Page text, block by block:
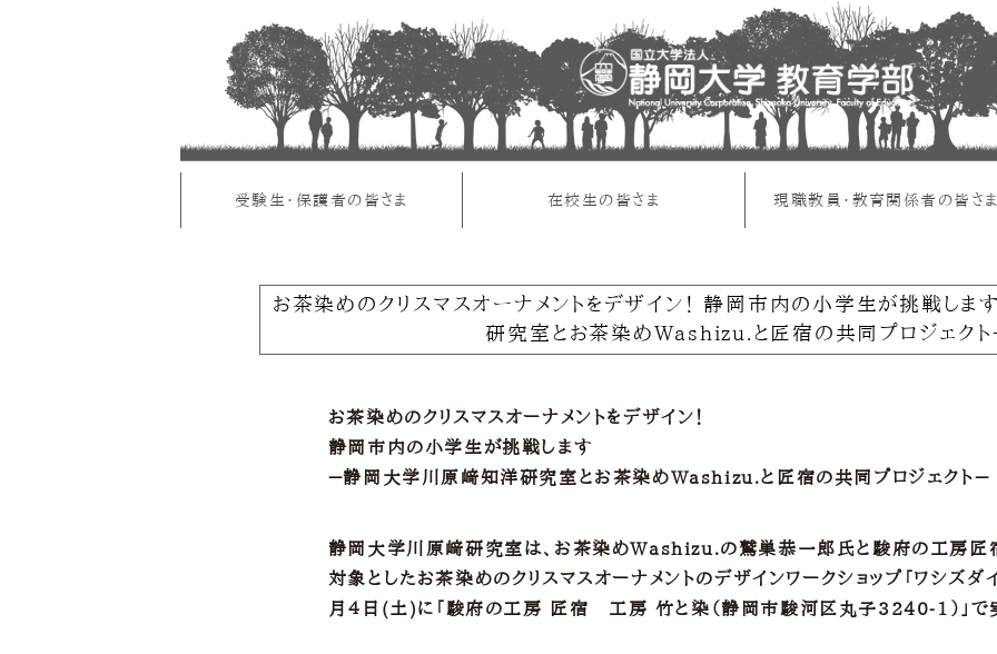
受験生・保護者の皆さま 在校生の皆さま 現職教員・教育関係者の皆さま
お茶染めのクリスマスオーナメントをデザイン！ 静岡市内の小学生が挑戦し
研究室とお茶染めWashizu.と匠宿の共同プロジェクト
お茶染めのクリスマスオーナメントをデザイン！
静岡市内の小学生が挑戦します
－静岡大学川原﨑知洋研究室とお茶染めWashizu.と匠宿の共同プロジェクト－
静岡大学川原﨑研究室は、お茶染めWashizu.の鷲巣恭一郎氏と駿府の工房匠
対象としたお茶染めのクリスマスオーナメントのデザインワークショップ「ワシズ
月４日(土)に「駿府の工房 匠宿 工房 竹と染（静岡市駿河区丸子3240-1）」で